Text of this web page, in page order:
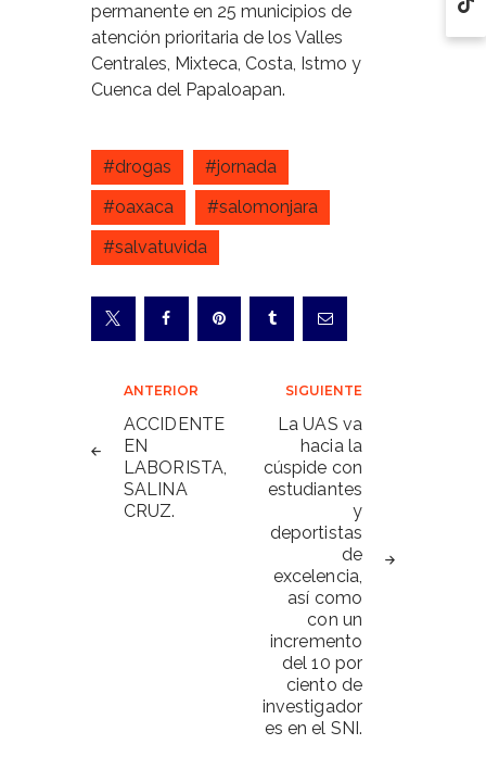
permanente en 25 municipios de
atención prioritaria de los Valles
Centrales, Mixteca, Costa, Istmo y
Cuenca del Papaloapan.
#drogas
#jornada
#oaxaca
#salomonjara
#salvatuvida
Navegación
de
entradas
ANTERIOR
ACCIDENTE
EN
LABORISTA,
SALINA
CRUZ.
SIGUIENTE
La UAS va
hacia la
cúspide con
estudiantes
y
deportistas
de
excelencia,
así como
con un
incremento
del 10 por
ciento de
investigador
es en el SNI.